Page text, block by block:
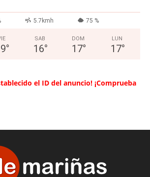
5.7kmh 75 %
°
SAB
16°
DOM
17°
LUN
17°
el ID del anuncio! ¡Comprueba